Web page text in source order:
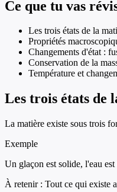
Ce que tu vas
Les trois états de la
Propriétés
Changements d'état :
Conservation de la
Température et
Les trois états de
La matière existe sous trois
Exemple
Un glaçon est solide, l'eau
À retenir : Tout ce qui existe